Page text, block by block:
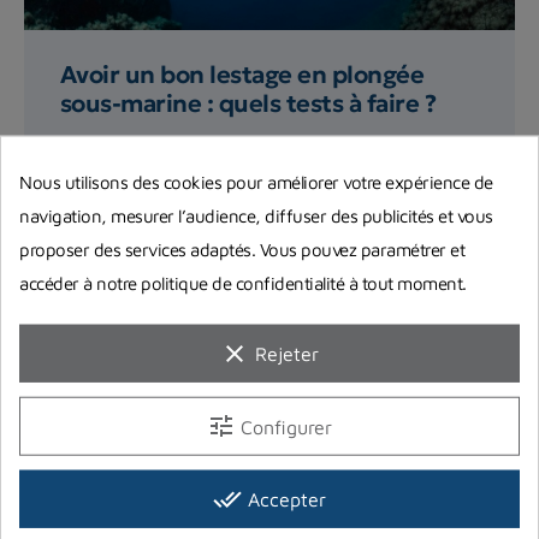
Avoir un bon lestage en plongée
sous-marine : quels tests à faire ?
Quel poids pour son lestage en plongée sous-
marine ? Quels tests de lestage réaliser ?
Lire la suite
Vous aimerez aussi
Nous utilisons des cookies pour améliorer votre expérience de
navigation, mesurer l’audience, diffuser des publicités et vous
proposer des services adaptés. Vous pouvez paramétrer et
accéder à notre politique de confidentialité à tout moment.
clear Rejeter
tune Configurer
done_all Accepter